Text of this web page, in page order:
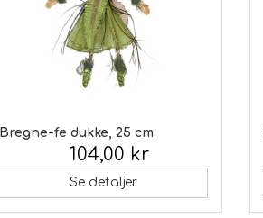
Bregne-fe dukke, 25 cm
104,00 kr
Se detaljer